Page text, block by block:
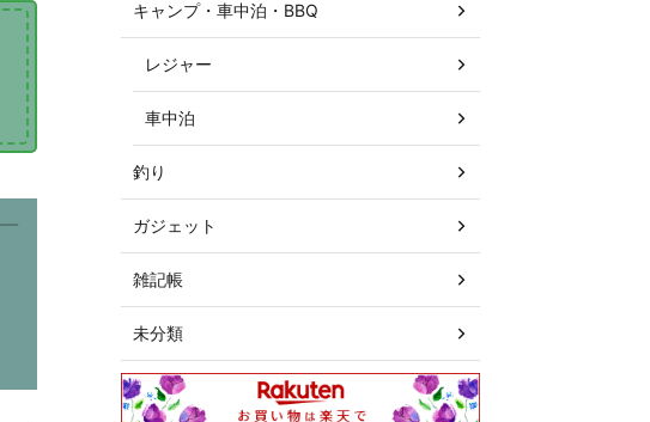
キャンプ・車中泊・BBQ
レジャー
車中泊
釣り
ガジェット
雑記帳
未分類